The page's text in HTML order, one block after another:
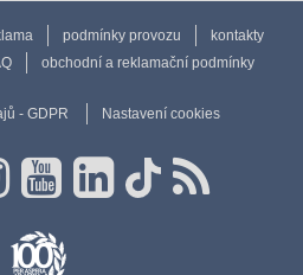
podmínky provozu
kontakty
obchodní a reklamační podmínky
- GDPR Nastavení cookies